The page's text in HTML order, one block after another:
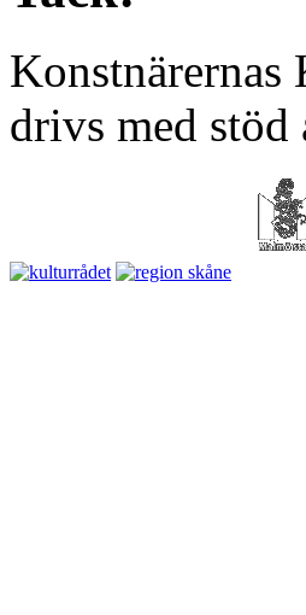
drivs med stöd